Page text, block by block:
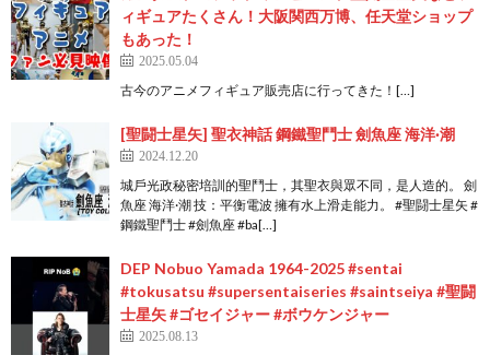
ィギュアたくさん！大阪関西万博、任天堂ショップ
もあった！
2025.05.04
古今のアニメフィギュア販売店に行ってきた！[…]
[聖闘士星矢] 聖衣神話 鋼鐵聖鬥士 劍魚座 海洋·潮
2024.12.20
城戶光政秘密培訓的聖鬥士，其聖衣與眾不同，是人造的。 劍
魚座 海洋·潮 技：平衡電波 擁有水上滑走能力。 #聖闘士星矢 #
鋼鐵聖鬥士 #劍魚座 #ba[…]
DEP Nobuo Yamada 1964-2025 #sentai
#tokusatsu #supersentaiseries #saintseiya #聖闘
士星矢 #ゴセイジャー #ボウケンジャー
2025.08.13